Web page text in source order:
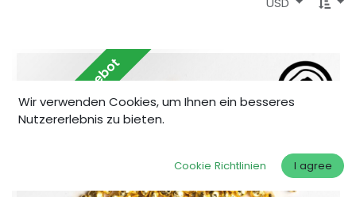
Begrenztes Angebot
Wir verwenden Cookies, um Ihnen ein besseres
Nutzererlebnis zu bieten.
Cookie Richtlinien I agree